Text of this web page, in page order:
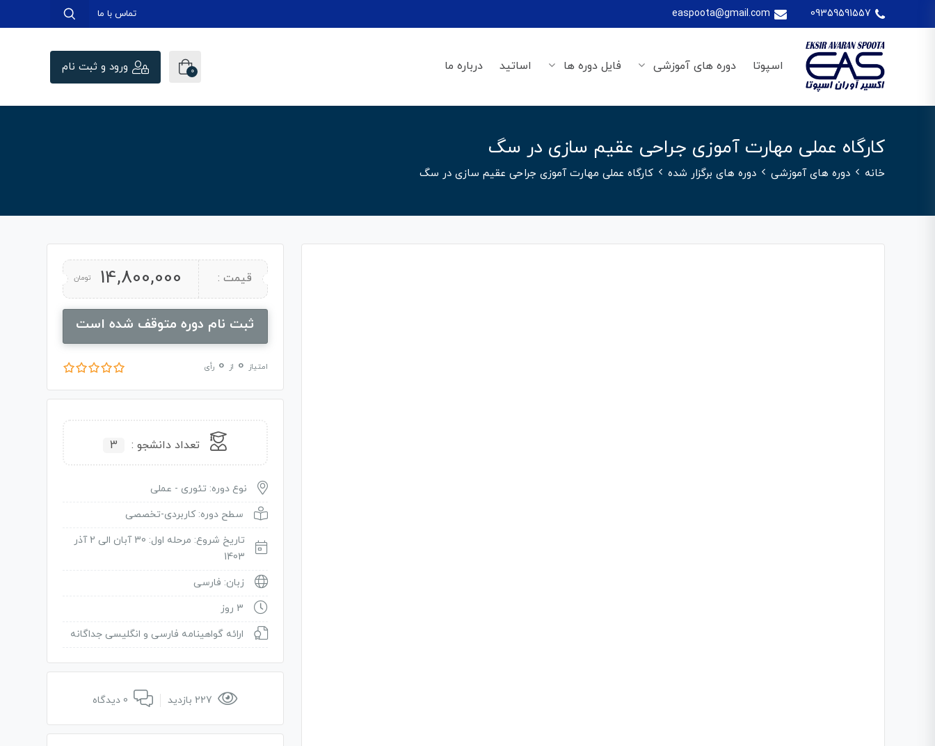
09359591557
easpoota@gmail.com تماس با ما
اسپوتا دوره های آموزشی فایل دوره ها اساتید درباره ما 0 ورود و ثبت نام
کارگاه عملی مهارت آموزی جراحی عقیم سازی در سگ
خانه دوره های آموزشی دوره های برگزار شده کارگاه عملی مهارت آموزی جراحی عقیم سازی در سگ
قیمت : 14,800,000 تومان
ثبت نام دوره متوقف شده است
امتیاز 0 از 0 رأی
تعداد دانشجو : 3
نوع دوره: تئوری - عملی
سطح دوره: کاربردی-تخصصی
تاریخ شروع: مرحله اول: 30 آبان الی 2 آذر
1403
زبان: فارسی
3 روز
ارائه گواهینامه فارسی و انگلیسی جداگانه